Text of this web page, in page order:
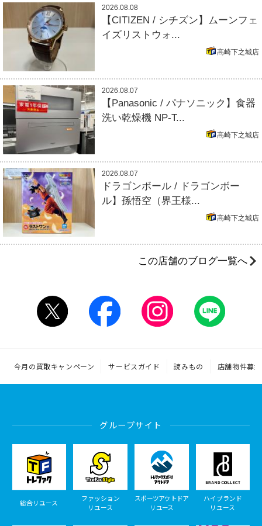
2026.08.08
【CITIZEN / シチズン】ムーンフェ
イズリストウォ...
高崎下之城店
2026.08.07
【Panasonic / パナソニック】食器
洗い乾燥機 NP-T...
高崎下之城店
2026.08.07
ドラゴンボール / ドラゴンボー
ル】孫悟空（界王様...
高崎下之城店
この店舗のブログ一覧へ
今月の買取キャンペーン サービスガイド 読みもの 店舗物件募集
グループサイト
総合リユース
ファッション
リユース
スポーツアウトドア
リユース
ハイブランド
リユース